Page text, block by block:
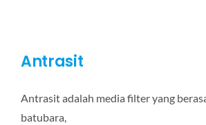
Antrasit
Antrasit adalah media filter yang
batubara,